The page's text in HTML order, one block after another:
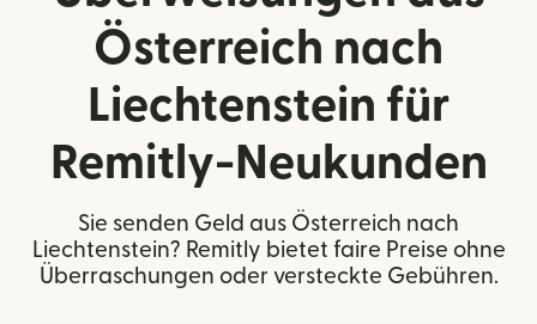
Österreich nach
Liechtenstein für
Remitly-Neukunden
Sie senden Geld aus Österreich nach
Liechtenstein? Remitly bietet faire Preise ohne
Überraschungen oder versteckte Gebühren.